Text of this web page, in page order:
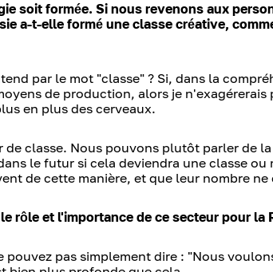
soit formée. Si nous revenons aux
a-t-elle formé une classe créative,
par le mot "classe" ? Si, dans la
de production, alors je n'exagérerais
en plus des cerveaux.
de classe. Nous pouvons plutôt parler de
le futur si cela deviendra une classe
de cette manière, et que leur nombre ne
rôle et l'importance de ce secteur pour la
pouvez pas simplement dire : "Nous